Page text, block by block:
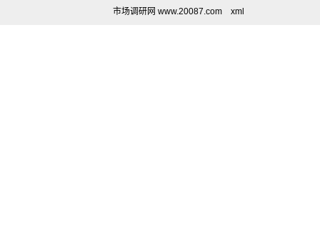
市场调研网 www.20087.com
xml